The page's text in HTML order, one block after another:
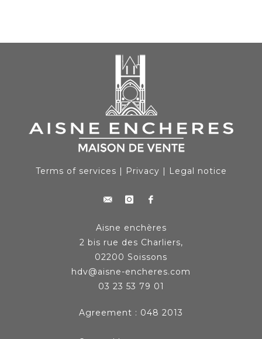
Terms of services | Privacy | Legal notice
Aisne enchères
2 bis rue des Charliers,
02200 Soissons
hdv@aisne-encheres.com
03 23 53 79 01
Agreement : 048 2013